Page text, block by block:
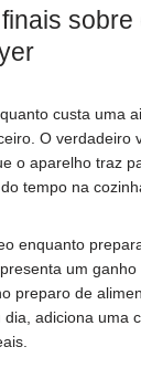
sobre
custa uma
O verdadeiro
o aparelho traz
tempo na
enquanto
um
preparo de
adiciona uma